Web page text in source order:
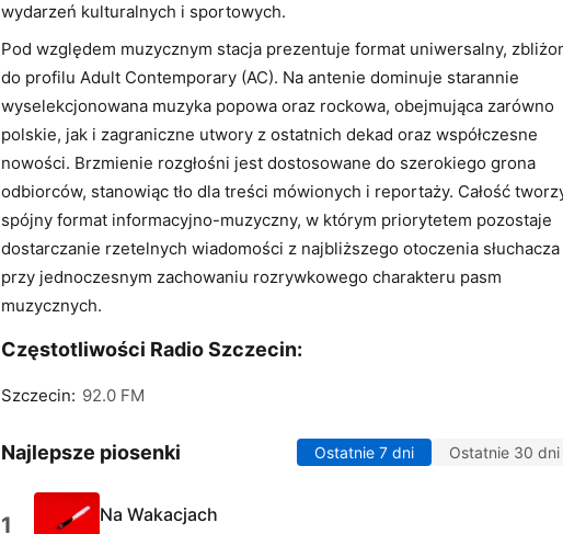
wydarzeń kulturalnych i sportowych.
Pod względem muzycznym stacja prezentuje format uniwersalny,
do profilu Adult Contemporary (AC). Na antenie dominuje starannie
wyselekcjonowana muzyka popowa oraz rockowa, obejmująca zarówno
polskie, jak i zagraniczne utwory z ostatnich dekad oraz współczesne
nowości. Brzmienie rozgłośni jest dostosowane do szerokiego grona
odbiorców, stanowiąc tło dla treści mówionych i reportaży. Całość
spójny format informacyjno-muzyczny, w którym priorytetem pozostaje
dostarczanie rzetelnych wiadomości z najbliższego otoczenia słuchacza
przy jednoczesnym zachowaniu rozrywkowego charakteru pasm
muzycznych.
Częstotliwości Radio Szczecin:
Szczecin: 92.0 FM
Najlepsze piosenki Ostatnie 7 dni Ostatnie 30 dni
1 Na Wakacjach